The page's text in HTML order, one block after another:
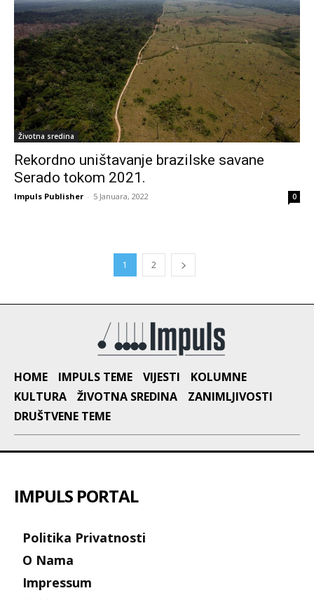
Životna sredina
Rekordno uništavanje brazilske savane
Serado tokom 2021.
Impuls Publisher - 5 Januara, 2022 0
1 2
HOME IMPULS TEME VIJESTI
KOLUMNE
KULTURA
ŽIVOTNA SREDINA
ZANIMLJIVOSTI
DRUŠTVENE TEME
IMPULS PORTAL
Politika Privatnosti
O Nama
Impressum